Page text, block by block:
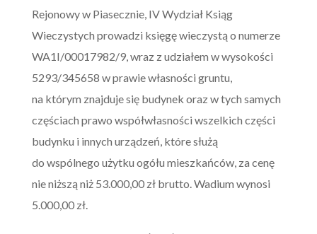
Rejonowy w Piasecznie, IV Wydział Ksiąg
Wieczystych prowadzi księgę wieczystą o numerze
WA1I/00017982/9, wraz z udziałem w wysokości
5293/345658 w prawie własności gruntu,
na którym znajduje się budynek oraz w tych samych
częściach prawo współwłasności wszelkich części
budynku i innych urządzeń, które służą
do wspólnego użytku ogółu mieszkańców, za cenę
nie niższą niż 53.000,00 zł brutto. Wadium wynosi
5.000,00 zł.